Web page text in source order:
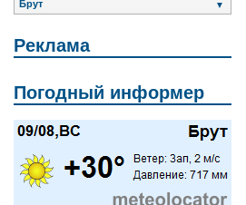
Брут ▼
Реклама
Погодный информер